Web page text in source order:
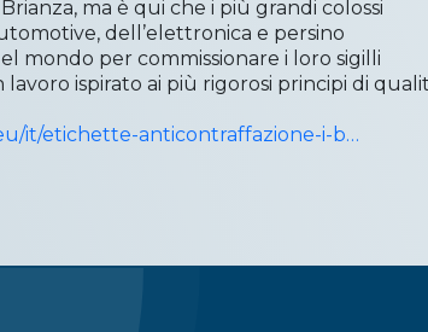
ma è qui che i più grandi colossi
dell’elettronica e persino
mondo per commissionare i loro sigilli
ispirato ai più rigorosi principi di
it/etichette-anticontraffazione-i-b…